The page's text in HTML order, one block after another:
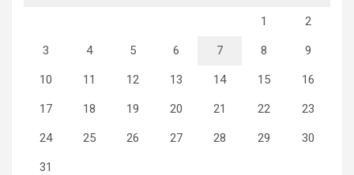
1 2
3 4 5 6 7 8 9
10 11 12 13 14 15 16
17 18 19 20 21 22 23
24 25 26 27 28 29 30
31